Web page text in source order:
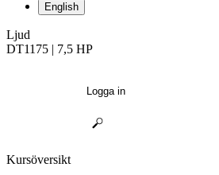
English
Ljud
DT1175 | 7,5 HP
Logga in
Kursöversikt